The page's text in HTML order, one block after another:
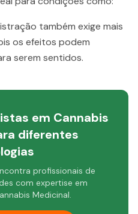
também exige mais
os efeitos podem
serem sentidos.
em Cannabis
diferentes
profissionais de
com expertise em
Medicinal.